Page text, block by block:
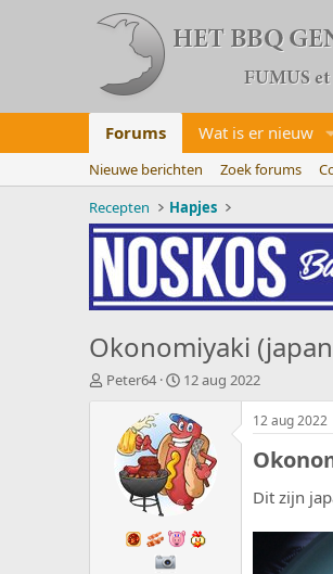
Forums Wat is er nieuw
Nieuwe berichten Zoek forums
Recepten
Hapjes
Okonomiyaki
O
Peter64
S
a
r
t
d
a
t
u
12 aug 2022
12 aug 2022
Dit zijn